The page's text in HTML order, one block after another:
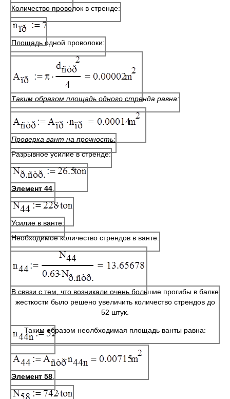
Количество проволок в стренде:
Площадь одной проволоки:
Таким образом площадь одного стренда равна:
Проверка вант на прочность:
Разрывное усилие в стренде:
Элемент 44
Усилие в ванте:
Необходимое количество стрендов в ванте:
В связи с тем, что возникали очень большие прогибы в балке
жесткости было решено увеличить количество стрендов до
52 штук.
Таким образом неолбходимая площадь ванты равна:
Элемент 58